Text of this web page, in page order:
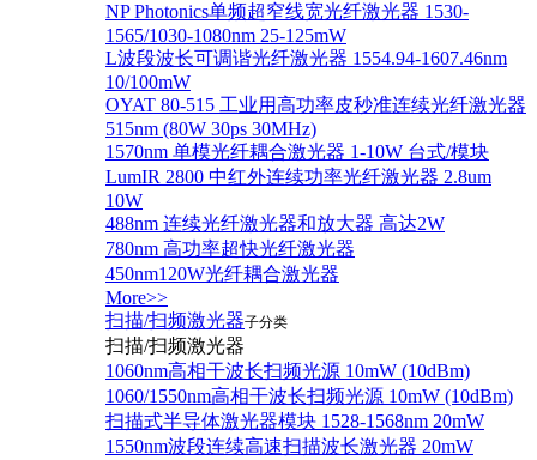
NP Photonics单频超窄线宽光纤激光器 1530-
1565/1030-1080nm 25-125mW
L波段波长可调谐光纤激光器 1554.94-1607.46nm
10/100mW
OYAT 80-515 工业用高功率皮秒准连续光纤激光器
515nm (80W 30ps 30MHz)
1570nm 单模光纤耦合激光器 1-10W 台式/模块
LumIR 2800 中红外连续功率光纤激光器 2.8um
10W
488nm 连续光纤激光器和放大器 高达2W
780nm 高功率超快光纤激光器
450nm120W光纤耦合激光器
More>>
扫描/扫频激光器子分类
扫描/扫频激光器
1060nm高相干波长扫频光源 10mW (10dBm)
1060/1550nm高相干波长扫频光源 10mW (10dBm)
扫描式半导体激光器模块 1528-1568nm 20mW
1550nm波段连续高速扫描波长激光器 20mW